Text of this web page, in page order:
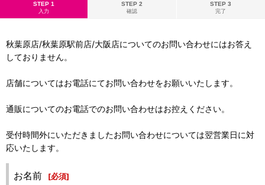
STEP 1
入力
STEP 2
確認
STEP 3
完了
秋葉原店/秋葉原駅前店/大阪店についてのお問い合わせにはお答え
しておりません。
店舗についてはお電話にてお問い合わせをお願いいたします。
通販についてのお電話でのお問い合わせはお控えください。
受付時間外にいただきましたお問い合わせについては翌営業日に対
応いたします。
お名前 [必須]